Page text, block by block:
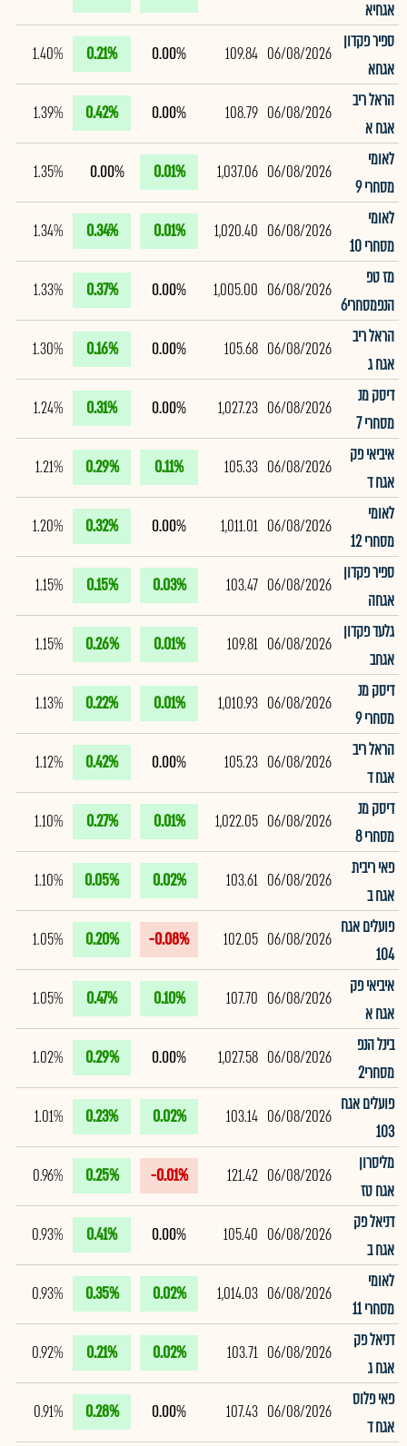
אגחיא
ספיר פקדון
אגחא
06/08/2026
109.84
0.00%
0.21%
1.40%
הראל ריב
אגח א
06/08/2026
108.79
0.00%
0.42%
1.39%
לאומי
מסחרי 9
06/08/2026
1,037.06
0.01%
0.00%
1.35%
לאומי
מסחרי 10
06/08/2026
1,020.40
0.01%
0.34%
1.34%
מז טפ
הנפמסחרי6
06/08/2026
1,005.00
0.00%
0.37%
1.33%
הראל ריב
אגח ג
06/08/2026
105.68
0.00%
0.16%
1.30%
דיסק מנ
מסחרי 7
06/08/2026
1,027.23
0.00%
0.31%
1.24%
איביאי פק
אגח ד
06/08/2026
105.33
0.11%
0.29%
1.21%
לאומי
מסחרי 12
06/08/2026
1,011.01
0.00%
0.32%
1.20%
ספיר פקדון
אגחה
06/08/2026
103.47
0.03%
0.15%
1.15%
גלעד פקדון
אגחב
06/08/2026
109.81
0.01%
0.26%
1.15%
דיסק מנ
מסחרי 9
06/08/2026
1,010.93
0.01%
0.22%
1.13%
הראל ריב
אגח ד
06/08/2026
105.23
0.00%
0.42%
1.12%
דיסק מנ
מסחרי 8
06/08/2026
1,022.05
0.01%
0.27%
1.10%
פאי ריבית
אגח ב
06/08/2026
103.61
0.02%
0.05%
1.10%
פועלים אגח
104
06/08/2026
102.05
-0.08%
0.20%
1.05%
איביאי פק
אגח א
06/08/2026
107.70
0.10%
0.47%
1.05%
בינל הנפ
מסחרי2
06/08/2026
1,027.58
0.00%
0.29%
1.02%
פועלים אגח
103
06/08/2026
103.14
0.02%
0.23%
1.01%
מליסרון
אגח טז
06/08/2026
121.42
-0.01%
0.25%
0.96%
דניאל פק
אגח ב
06/08/2026
105.40
0.00%
0.41%
0.93%
לאומי
מסחרי 11
06/08/2026
1,014.03
0.02%
0.35%
0.93%
דניאל פק
אגח ג
06/08/2026
103.71
0.02%
0.21%
0.92%
פאי פלוס
אגח ד
06/08/2026
107.43
0.00%
0.28%
0.91%